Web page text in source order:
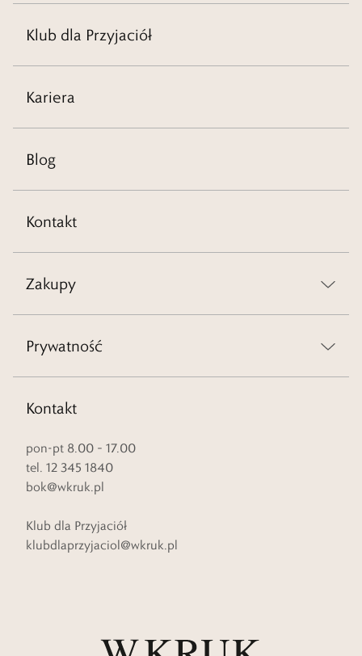
Klub dla Przyjaciół
Kariera
Blog
Kontakt
Zakupy
Prywatność
Kontakt
pon-pt 8.00 – 17.00
tel. 12 345 1840
bok@wkruk.pl
Klub dla Przyjaciół
klubdlaprzyjaciol@wkruk.pl